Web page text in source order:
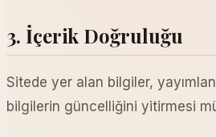
3. İçerik Doğruluğu
Sitede yer alan bilgiler,
bilgilerin güncelliğini yitirmesi